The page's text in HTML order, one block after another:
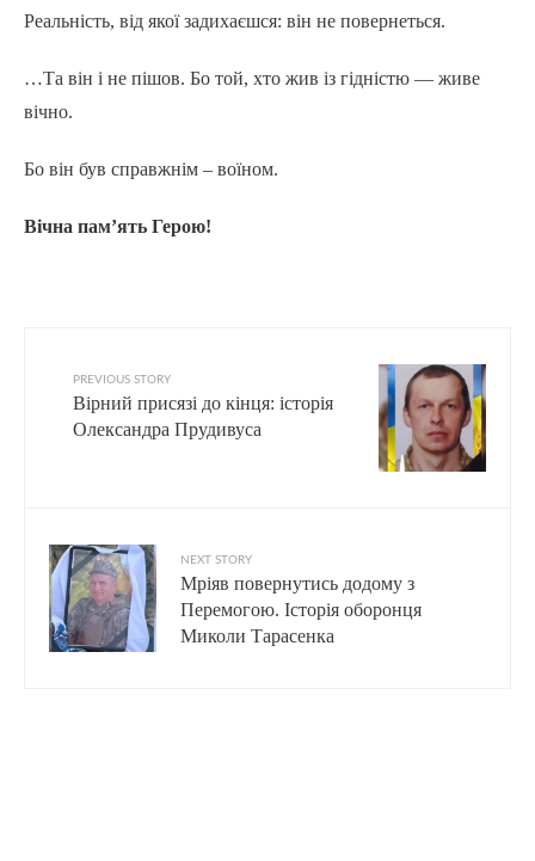
Реальність, від якої задихаєшся: він не повернеться.
…Та він і не пішов. Бо той, хто жив із гідністю — живе
вічно.
Бо він був справжнім – воїном.
Вічна пам’ять Герою!
PREVIOUS STORY
Вірний присязі до кінця: історія
Олександра Прудивуса
NEXT STORY
Мріяв повернутись додому з
Перемогою. Історія оборонця
Миколи Тарасенка